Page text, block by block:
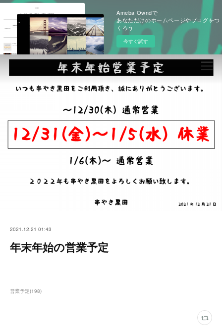
Ameba Owndで
あなただけのホームページやブログをつ
くろう
今すぐ試す
2021.12.21 01:43
年末年始の営業予定
営業予定(198)